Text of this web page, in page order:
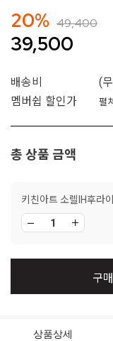
20% 49,400
39,500
배송비 (
멤버쉽 할인가
펼
총 상품 금액
키친아트 소렐IH후라
구
상품상세